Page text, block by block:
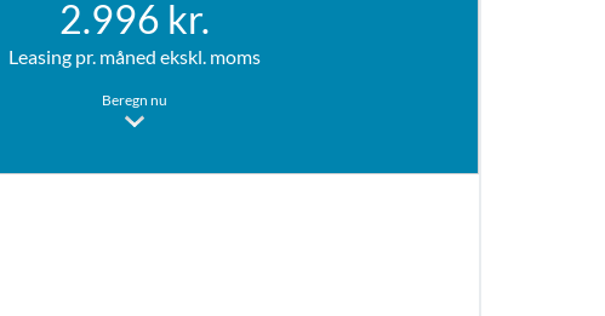
2.996 kr.
Leasing pr. måned ekskl. moms
Beregn nu